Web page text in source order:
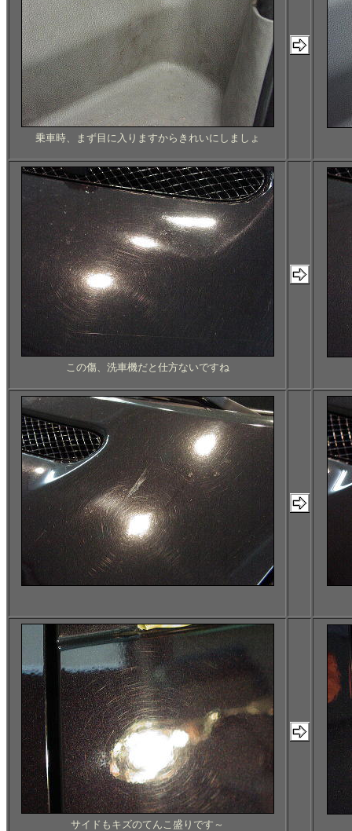
乗車時、まず目に入りますからきれいにしましょ
この傷、洗車機だと仕方ないですね
サイドもキズのてんこ盛りです～